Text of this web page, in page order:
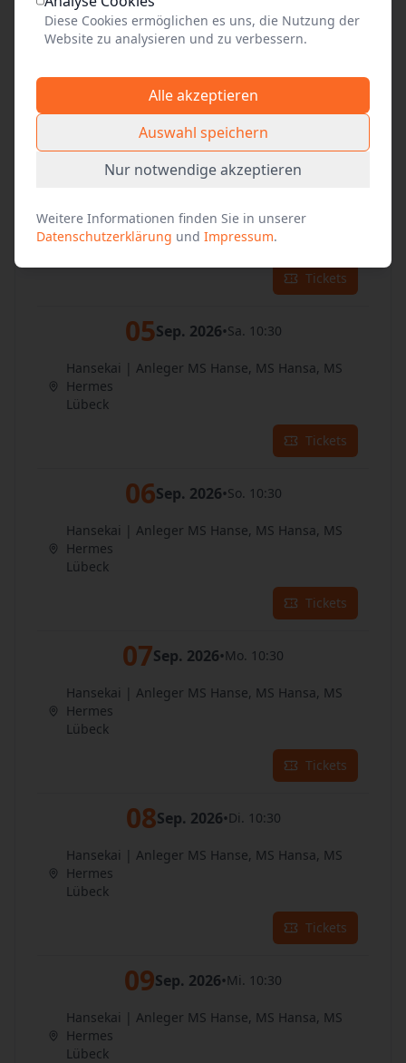
Hansekai | Anleger MS Hanse, MS Hansa, MS
Lübeck
Tickets
04Sep. 2026•Fr. 10:30
Hermes
Lübeck
Tickets
05Sep. 2026•Sa. 10:30
Hansekai | Anleger MS Hanse, MS Hansa, MS
Hermes
Lübeck
Tickets
06Sep. 2026•So. 10:30
Hansekai | Anleger MS Hanse, MS Hansa, MS
Hermes
Lübeck
Tickets
07Sep. 2026•Mo. 10:30
Hansekai | Anleger MS Hanse, MS Hansa, MS
Hermes
Lübeck
Tickets
08Sep. 2026•Di. 10:30
Hansekai | Anleger MS Hanse, MS Hansa, MS
Hermes
Lübeck
Tickets
09Sep. 2026•Mi. 10:30
Hansekai | Anleger MS Hanse, MS Hansa, MS
Hermes
Lübeck
Diese Cookies ermöglichen es uns, die Nutzung der
Website zu analysieren und zu verbessern.
Alle akzeptieren
Auswahl speichern
Nur notwendige akzeptieren
Weitere Informationen finden Sie in unserer
Datenschutzerklärung und Impressum.